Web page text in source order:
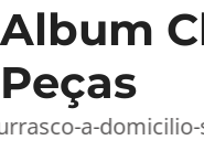
Album
Peças